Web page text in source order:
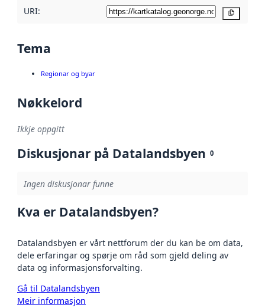
URI:
Tema
Regionar og byar
Nøkkelord
Ikkje oppgitt
Diskusjonar på Datalandsbyen 0
Ingen diskusjonar funne
Kva er Datalandsbyen?
Datalandsbyen er vårt nettforum der du kan be om data,
dele erfaringar og spørje om råd som gjeld deling av
data og informasjonsforvalting.
Gå til Datalandsbyen
Meir informasjon